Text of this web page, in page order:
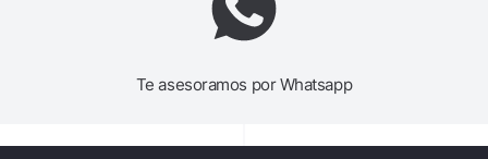
Te asesoramos por Whatsapp